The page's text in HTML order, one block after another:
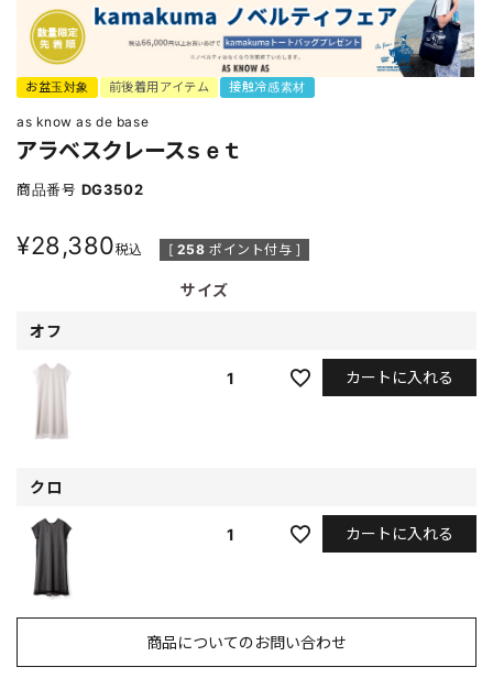
お盆玉対象 前後着用アイテム 接触冷感素材
as know as de base
アラベスクレースｓｅｔ
商品番号 DG3502
¥28,380税込 [ 258 ポイント付与 ]
サイズ
オフ
1 カートに入れる
クロ
1 カートに入れる
商品についてのお問い合わせ